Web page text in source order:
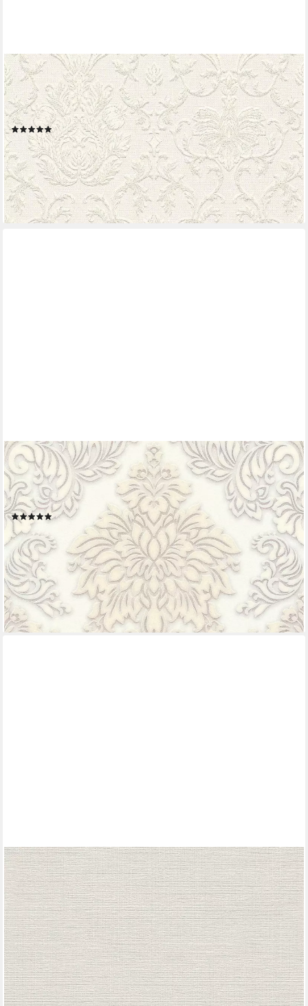
LIVING WALLS
Schaumtapete Belle Epoque, leicht strukturiert, Barock,
gemustert, ornamental, Barock Tapete Floral Tapeten
Wohnzimmer Schlafzimmer Küche modern Büro
(3)
ab 23,46 € UVP41,95 €
(4,40 €/ 1 qm)
-44%
lieferbar - in 4-5 Werktagen bei dir
LIVING WALLS
Vliestapete Metropolitan Stories Lizzy London, leicht
strukturiert, Barock, gemustert, ornamental, Ornament Tapete
Barock Metallic Tapeten Wohnzimmer Schlafzimmer Küche
(6)
18,68 €
50,95 €
(3,50 €/ 1 qm)
-63%
lieferbar - in 4-5 Werktagen bei dir
RASCH
Vliestapete Leinenstruktur in Creme-Weiß - Einfabrig - my
moments, strukturiert, einfarbig, uni, Leinenoptik,
Strukturmuster, unifarben, Ton-in-Ton, (1 Rolle, 1 St), textile
Struktur
ab 14,45 € UVP24,95 €
(2,71 €/ 1 qm)
-42%
lieferbar - in 2-3 Werktagen bei dir